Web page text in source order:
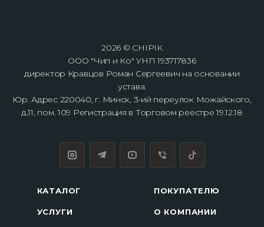
2026 © CHIPIK
ООО "Чип и Ко" УНП 193717836
директор Кравцов Роман Сергеевич на основании
устава.
Юр. Адрес 220040, г. Минск, 3-ий переулок Можайского,
д.11, пом. 109 Регистрация в Торговом реестре 19.12.18
КАТАЛОГ
УСЛУГИ
ПОКУПАТЕЛЮ
О КОМПАНИИ